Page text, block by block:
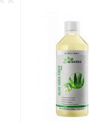
Купить в 1
В избранное
Элемент
Сок из